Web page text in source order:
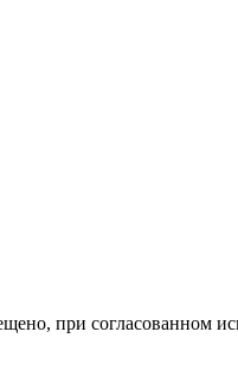
при согласованном